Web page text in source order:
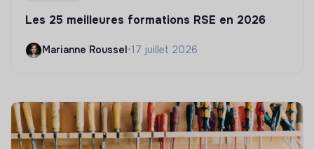
Les 25 meilleures formations RSE en 2026
Marianne Roussel •17 juillet 2026